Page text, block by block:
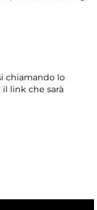
chiamando lo
il link che sarà